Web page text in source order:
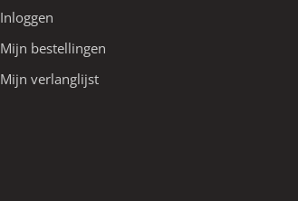
Inloggen
Mijn bestellingen
Mijn verlanglijst